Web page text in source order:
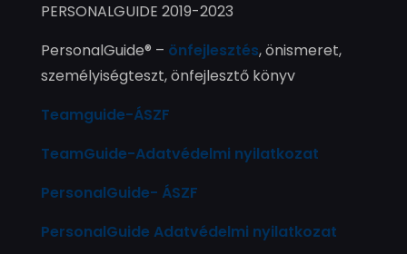
PERSONALGUIDE 2019-2023
PersonalGuide® – önfejlesztés, önismeret,
személyiségteszt, önfejlesztő könyv
Teamguide-ÁSZF
TeamGuide-Adatvédelmi nyilatkozat
PersonalGuide- ÁSZF
PersonalGuide Adatvédelmi nyilatkozat